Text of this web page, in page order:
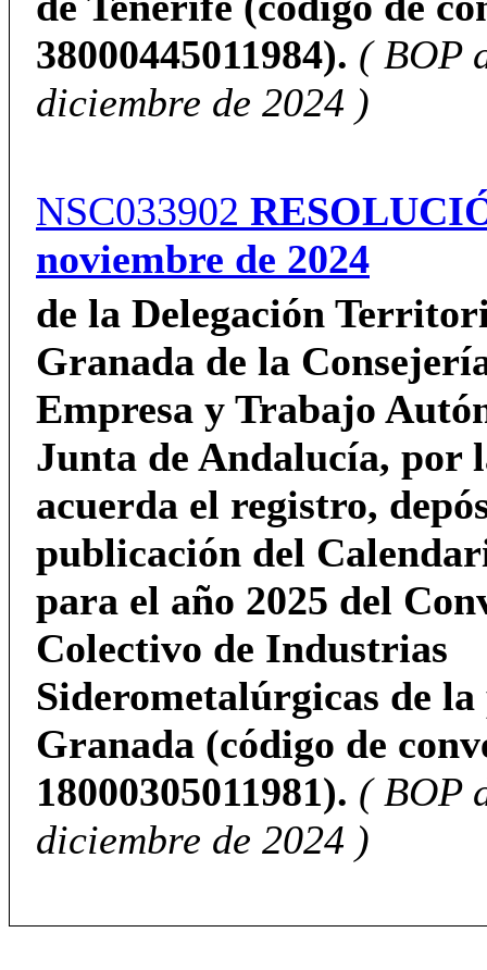
38000445011984). ( BOP
diciembre de 2024 )
NSC033902
noviembre de 2024
de la Delegación
Granada de la
Empresa y Trabajo
Junta de Andalucía, por
acuerda el registro,
publicación del
para el año 2025 del
Colectivo de Industrias
Siderometalúrgicas de
Granada (código de
18000305011981). ( BOP
diciembre de 2024 )